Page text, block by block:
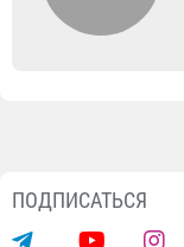
ПОДПИСАТЬСЯ